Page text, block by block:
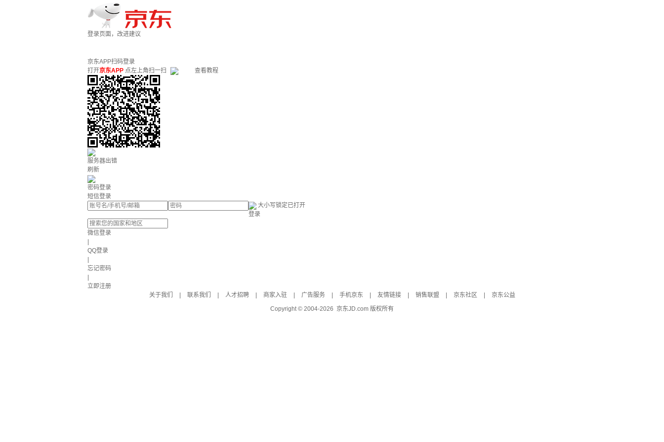
登录页面，改进建议
京东APP扫码登录
打开京东APP 点左上角扫一扫 查看教程
服务器出错
刷新
密码登录
短信登录
大小写锁定已打开
登录
微信登录
QQ登录
忘记密码
立即注册
关于我们
联系我们 人才招聘 商家入驻 广告服务 手机京东 友情链接 销售联盟 京东社区
京东公益
Copyright © 2004-2026 京东JD.com 版权所有